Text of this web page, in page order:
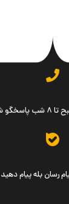
رسان بله پیام دهید